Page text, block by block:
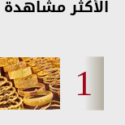
الأكثر مشاهدة